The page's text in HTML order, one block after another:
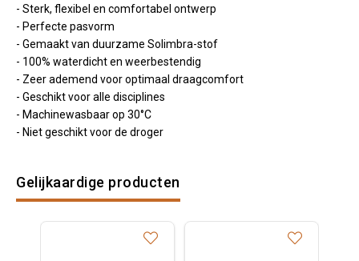
- Sterk, flexibel en comfortabel ontwerp
- Perfecte pasvorm
- Gemaakt van duurzame Solimbra-stof
- 100% waterdicht en weerbestendig
- Zeer ademend voor optimaal draagcomfort
- Geschikt voor alle disciplines
- Machinewasbaar op 30°C
- Niet geschikt voor de droger
Gelijkaardige producten